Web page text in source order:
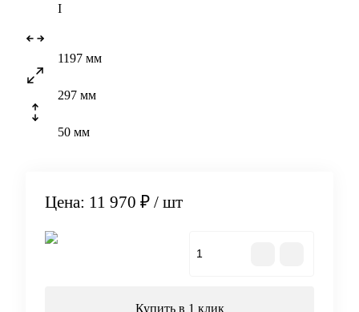
I
1197 мм
297 мм
50 мм
Цена: 11 970 ₽ / шт
Купить в 1 клик